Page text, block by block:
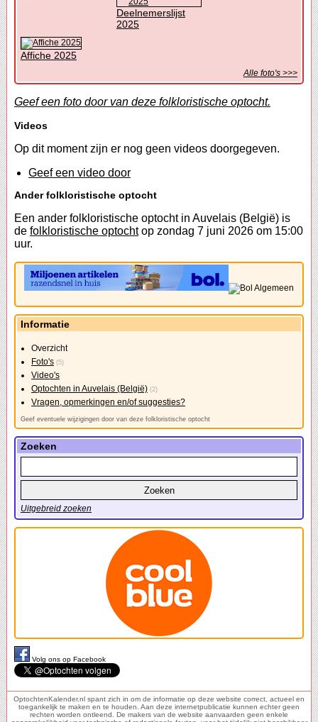
Deelnemerslijst
2025
Affiche 2025
Alle foto's >>>
Geef een foto door van deze folkloristische optocht.
Videos
Op dit moment zijn er nog geen videos doorgegeven.
Geef een video door
Ander folkloristische optocht
Een ander folkloristische optocht in Auvelais (België) is
de folkloristische optochtop zondag 7 juni 2026 om 15:00
uur.
Informatie
Overzicht
Foto's (5)
Video's
Optochten in Auvelais (België) (2)
Vragen, opmerkingen en/of suggesties?
Geef eventuele wijzigingen door van deze folkloristische optocht
Zoeken
Uitgebreid zoeken
Volg ons op Facebook
OptochtenKalender.nl spant zich in om de informatie op deze website correct, actueel en
toegankelijk te maken en te houden. Aan deze internetpublicatie kunnen echter geen
rechten worden ontleend. De makers van de website aanvaarden geen enkele